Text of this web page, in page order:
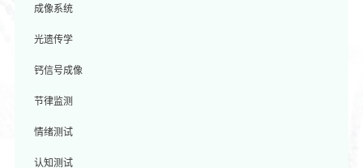
成像系统
光遗传学
钙信号成像
节律监测
情绪测试
认知测试